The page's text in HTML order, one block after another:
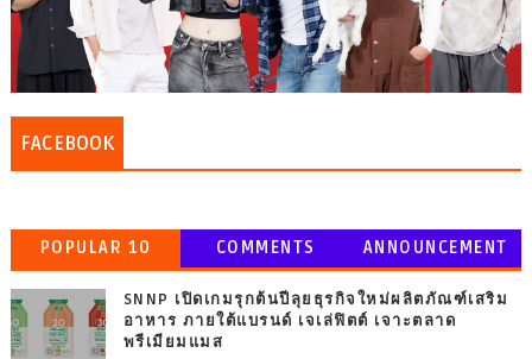
FACEBOOK
POPULAR 10 COMMENTS ANNOUNCEMENT
SNNP เปิดเกมรุกต้นปีลุยธุรกิจใหม่ผลิตภัณฑ์เสริม
อาหาร ภายใต้แบรนด์ เจเล่ฟิตต์ เจาะตลาด
พรีเมียมแมส